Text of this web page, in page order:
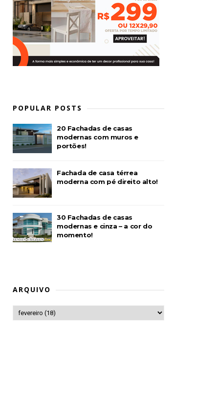
POPULAR POSTS
20 Fachadas de casas
modernas com muros e
portões!
Fachada de casa térrea
moderna com pé direito alto!
30 Fachadas de casas
modernas e cinza – a cor do
momento!
ARQUIVO